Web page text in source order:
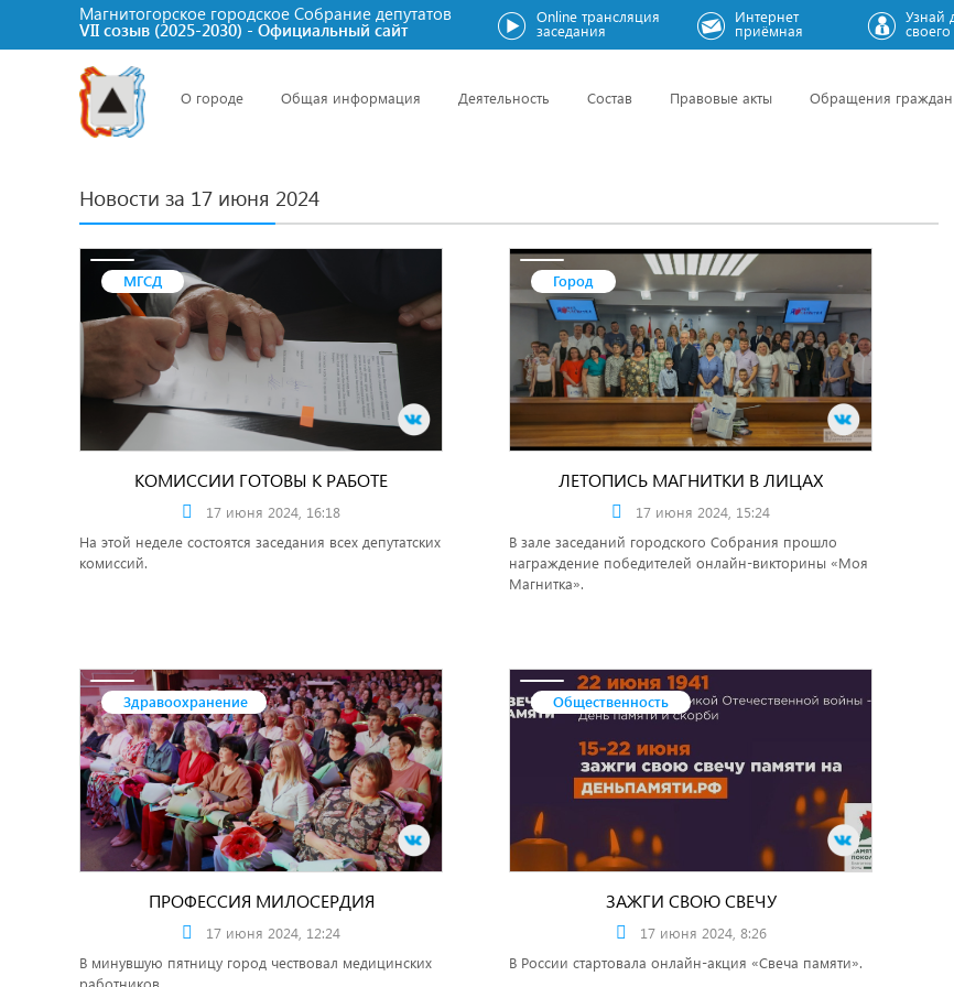
Магнитогорское городское Cобрание депутатов
VII созыв (2025-2030) - Официальный сайт
Online трансляция
заседания
Интернет
приёмная
Узнай
своего
О городе Общая информация Деятельность Состав Правовые акты Обращения граждан
Новости за 17 июня 2024
МГСД
КОМИССИИ ГОТОВЫ К РАБОТЕ
17 июня 2024, 16:18
На этой неделе состоятся заседания всех депутатских
комиссий.
Город
ЛЕТОПИСЬ МАГНИТКИ В ЛИЦАХ
17 июня 2024, 15:24
В зале заседаний городского Собрания прошло
награждение победителей онлайн-викторины «Моя
Магнитка».
Здравоохранение
ПРОФЕССИЯ МИЛОСЕРДИЯ
17 июня 2024, 12:24
В минувшую пятницу город чествовал медицинских
работников.
Общественность
ЗАЖГИ СВОЮ СВЕЧУ
17 июня 2024, 8:26
В России стартовала онлайн-акция «Свеча памяти».